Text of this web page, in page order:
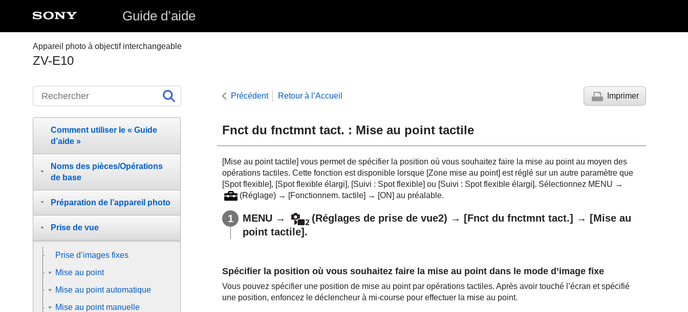
Guide d’aide
Appareil photo à objectif interchangeable
ZV-E10
Précédent Retour à l’Accueil Imprimer
Fnct du fnctmnt tact. : Mise au point tactile
[Mise au point tactile] vous permet de spécifier la position où vous souhaitez faire la mise au point au moyen des
opérations tactiles. Cette fonction est disponible lorsque [Zone mise au point] est réglé sur un autre paramètre que
[Spot flexible], [Spot flexible élargi], [Suivi : Spot flexible] ou [Suivi : Spot flexible élargi]. Sélectionnez MENU →
(Réglage) → [Fonctionnem. tactile] → [ON] au préalable.
MENU → (Réglages de prise de vue2) → [Fnct du fnctmnt tact.] → [Mise au
point tactile] .
Spécifier la position où vous souhaitez faire la mise au point dans le mode d’image fixe
Vous pouvez spécifier une position de mise au point par opérations tactiles. Après avoir touché l’écran et spécifié
une position, enfoncez le déclencheur à mi-course pour effectuer la mise au point.
Comment utiliser le « Guide
d’aide »
Noms des pièces/Opérations
de base
Préparation de l’appareil photo
Prise de vue
Prise d’images fixes
Mise au point
Mise au point automatique
Mise au point manuelle